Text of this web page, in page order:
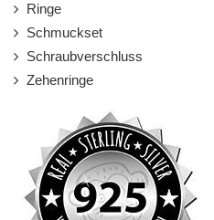
Ringe
Schmuckset
Schraubverschluss
Zehenringe